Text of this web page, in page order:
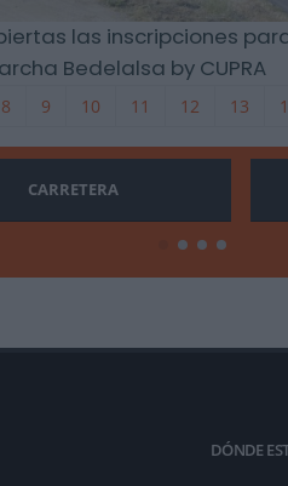
las inscripciones
Bedelalsa by CUPRA
8 9 10 11 12 13
CARRETERA
DÓNDE